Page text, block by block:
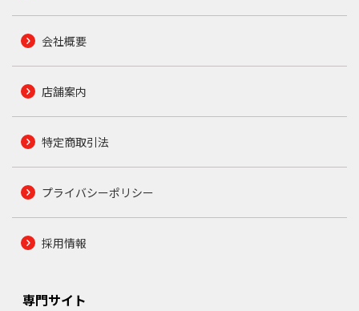
会社概要
店舗案内
特定商取引法
プライバシーポリシー
採用情報
専門サイト